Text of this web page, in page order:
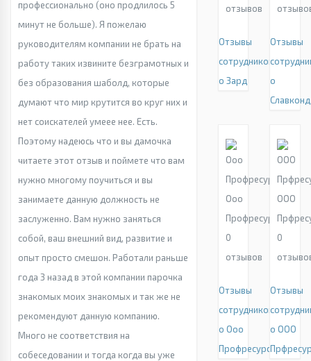
профессионально (оно продлилось 5
минут не больше). Я пожелаю
руководителям компании не брать на
работу таких извините безграмотных и
без образования шаболд, которые
думают что мир крутится во круг них и
нет соискателей умеее нее. Есть.
Поэтому надеюсь что и вы дамочка
читаете этот отзыв и поймете что вам
нужно многому поучиться и вы
занимаете данную должность не
заслуженно. Вам нужно заняться
собой, ваш внешний вид, развитие и
опыт просто смешон. Работали раньше
года 3 назад в этой компании парочка
знакомых моих знакомых и так же не
рекомендуют данную компанию.
Много не соответствия на
собеседовании и тогда когда вы уже
отзывов
Отзывы
сотрудников
о Зард
Отзывы
о
Славконд
Ооо
Профресурс
0
отзывов
Отзывы
сотрудников
о Ооо
Профресурс
ООО
0
Отзывы
о ООО